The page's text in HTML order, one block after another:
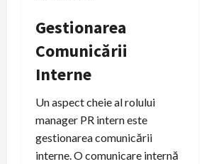
Gestionarea
Comunicării
Interne
Un aspect cheie al rolului
manager PR intern este
gestionarea comunicării
interne. O comunicare internă